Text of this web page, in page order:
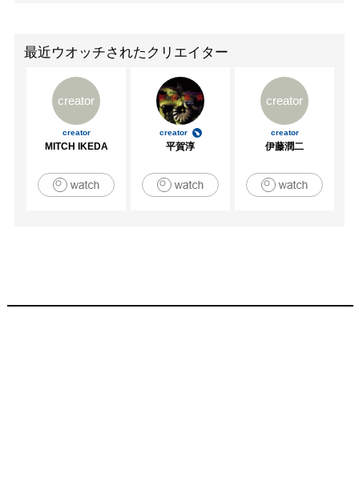
最近ウオッチされたクリエイター
creator
creator
MITCH IKEDA
creator
平賀淳
creator
creator
伊藤潤二